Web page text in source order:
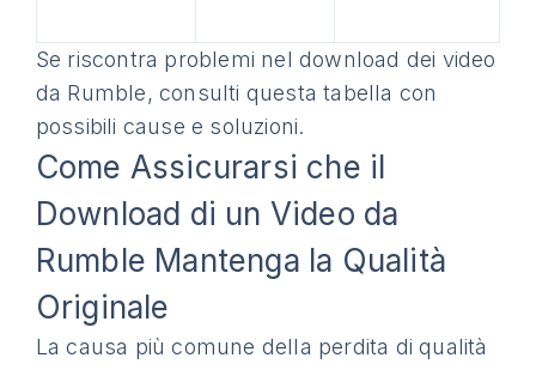
Se riscontra problemi nel download dei video
da Rumble, consulti questa tabella con
possibili cause e soluzioni.
Come Assicurarsi che il
Download di un Video da
Rumble Mantenga la Qualità
Originale
La causa più comune della perdita di qualità